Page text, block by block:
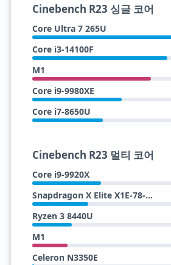
Cinebench R23 싱글 코어
Core Ultra 7 265U
Core i3-14100F
M1
Core i9-9980XE
Core i7-8650U
Cinebench R23 멀티 코어
Core i9-9920X
Snapdragon X Elite X1E-78-100
Ryzen 3 8440U
M1
Celeron N3350E